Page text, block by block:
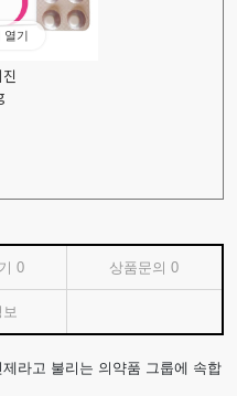
열기
0 상품문의0
보
라고 불리는 의약품 그룹에 속합